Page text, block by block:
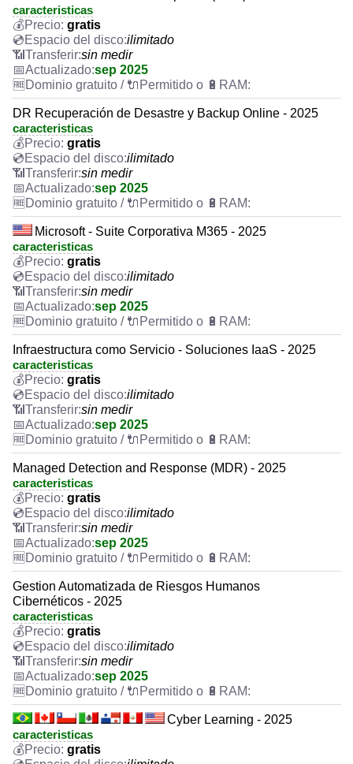
caracteristicas
gratis
ilimitado
sin medir
sep 2025
DR Recuperación de Desastre y Backup Online - 2025
caracteristicas
gratis
ilimitado
sin medir
sep 2025
Microsoft - Suite Corporativa M365 - 2025
caracteristicas
gratis
ilimitado
sin medir
sep 2025
Infraestructura como Servicio - Soluciones IaaS - 2025
caracteristicas
gratis
ilimitado
sin medir
sep 2025
Managed Detection and Response (MDR) - 2025
caracteristicas
gratis
ilimitado
sin medir
sep 2025
Gestion Automatizada de Riesgos Humanos
Cibernéticos - 2025
caracteristicas
gratis
ilimitado
sin medir
sep 2025
Cyber Learning - 2025
caracteristicas
gratis